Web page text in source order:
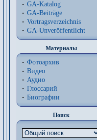
GA-Katalog
GA-Beiträge
Vortragsverzeichnis
GA-Unveröffentlicht
Материалы
Фотоархив
Видео
Аудио
Глоссарий
Биографии
Поиск